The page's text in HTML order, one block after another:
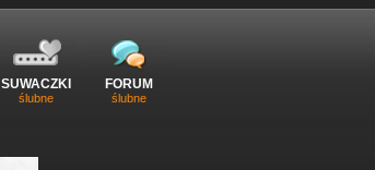
SUWACZKI
ślubne
FORUM
ślubne